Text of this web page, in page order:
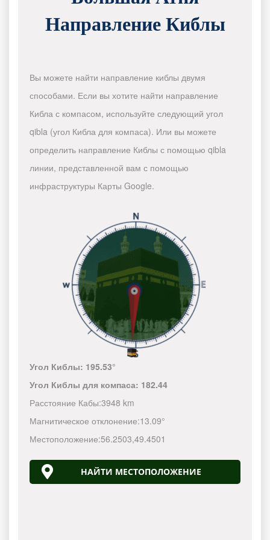
Направление Киблы
Вы можете найти направление киблы двумя
способами. Если вы хотите найти направление
Кибла с компасом, используйте следующий угол
qibla (угол Кибла для компаса). Или вы можете
определить направление Киблы с помощью qibla
линии, представленной вам с помощью
инфраструктуры Карты Google.
Угол Киблы: 195.53°
Угол Киблы для компаса: 182.44
Расстояние Кабы:3948 km
Магнитическое отклонение:13.09°
Местоположение:56.2503,49.4501
НАЙТИ МЕСТОПОЛОЖЕНИЕ